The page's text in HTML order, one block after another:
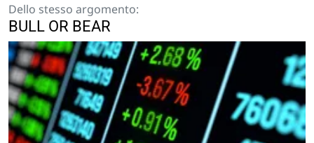
Dello stesso argomento:
BULL OR BEAR